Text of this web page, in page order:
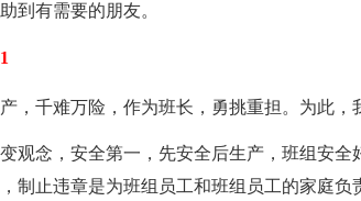
到有需要的朋友。
，千难万险，作为班长，勇挑重担。为此，
观念，安全第一，先安全后生产，班组安
制止违章是为班组员工和班组员工的家庭